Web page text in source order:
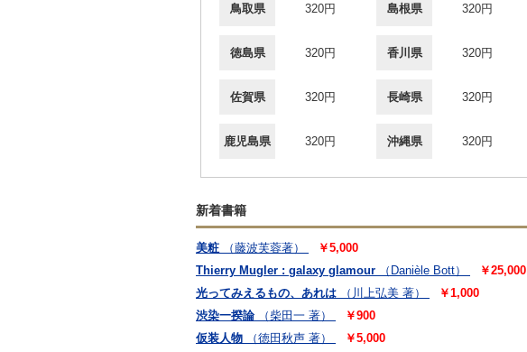
鳥取県 320円 島根県 320円
徳島県 320円 香川県 320円
佐賀県 320円 長崎県 320円
鹿児島県 320円 沖縄県 320円
新着書籍
美粧 （藤波芙蓉著）
￥5,000
Thierry Mugler : galaxy glamour
（Danièle Bott）
￥25,000
光ってみえるもの、あれは
（川上弘美 著）
￥1,000
渋染一揆論
（柴田一 著）
￥900
仮装人物
（徳田秋声 著）
￥5,000